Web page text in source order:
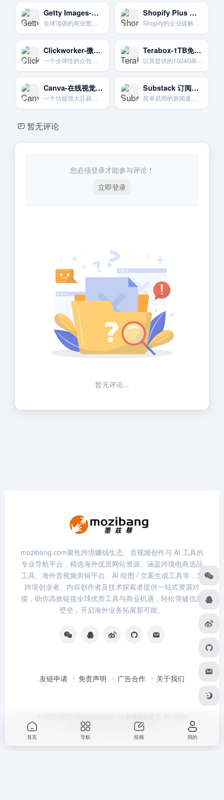
Getty Images-高端商业图库
全球顶级的商业图片和媒体授权公司。为专业摄影师和摄像师提供高端销售渠道。
Shopify Plus 企业级电商
Shopify的企业级解决方案.无限扩展.强大功能。
Clickworker-微任务众包平台
一个全球性的众包平台。用户可以通过完成数据处理等微型任务来赚取报酬。
Terabox-1TB免费空间巨无霸
以其提供的1024GB(1TB)巨大免费存储空间而闻名。吸引大量用户。
Canva-在线视觉设计神器
一个功能强大且易于上手的在线平面设计平台。是制作营销素材的必备工具。
Substack 订阅通讯平台
简单易用的新闻通讯和播客平台，专注于付费订阅模式。
暂无评论
您必须登录才能参与评论！
立即登录
暂无评论...
mozibang.com聚焦跨境赚钱生态、音视频创作与 AI 工具的
专业导航平台，精选海外优质网站资源。涵盖跨境电商选品
工具、海外音视频剪辑平台、AI 绘图 / 文案生成工具等，为
跨境创业者、内容创作者及技术探索者提供一站式资源对
接，助你高效链接全球优质工具与商业机遇，轻松突破信息
壁垒，开启海外业务拓展新可能。
友链申请 免责声明 广告合作 关于我们
reserved. 由
强力驱动
首页 导航 投稿 我的